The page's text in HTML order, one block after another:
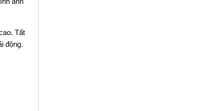
Tất
động.